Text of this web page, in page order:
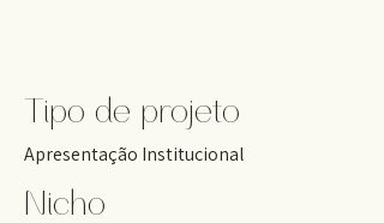
Tipo de projeto
Apresentação Institucional
Nicho